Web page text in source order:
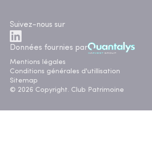
Suivez-nous sur
Données fournies par
Mentions légales
Conditions générales d'utillisation
Sitemap
© 2026 Copyright. Club Patrimoine